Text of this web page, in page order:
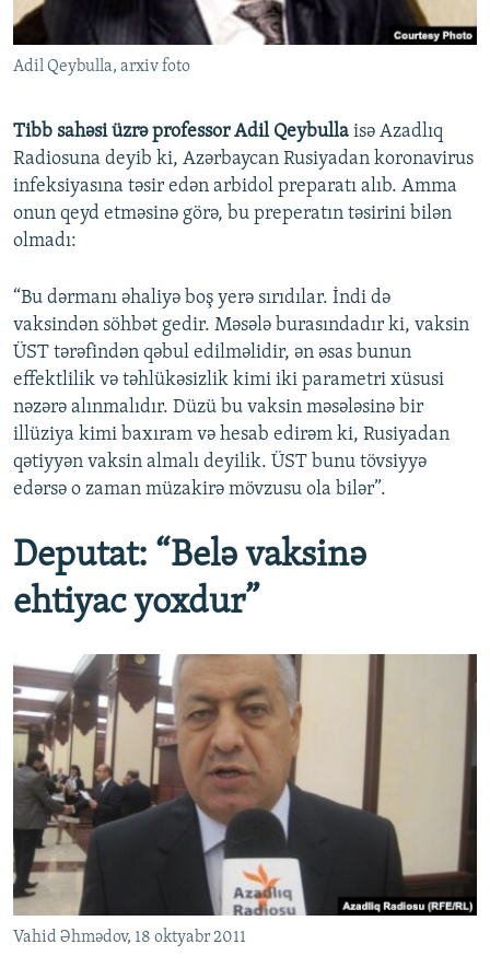
Adil Qeybulla, arxiv foto
Tibb sahəsi üzrə professor Adil Qeybulla isə Azadlıq
Radiosuna deyib ki, Azərbaycan Rusiyadan koronavirus
infeksiyasına təsir edən arbidol preparatı alıb. Amma
onun qeyd etməsinə görə, bu preperatın təsirini bilən
olmadı:
“Bu dərmanı əhaliyə boş yerə sırıdılar. İndi də
vaksindən söhbət gedir. Məsələ burasındadır ki, vaksin
ÜST tərəfindən qəbul edilməlidir, ən əsas bunun
effektlilik və təhlükəsizlik kimi iki parametri xüsusi
nəzərə alınmalıdır. Düzü bu vaksin məsələsinə bir
illüziya kimi baxıram və hesab edirəm ki, Rusiyadan
qətiyyən vaksin almalı deyilik. ÜST bunu tövsiyyə
edərsə o zaman müzakirə mövzusu ola bilər”.
Deputat: “Belə vaksinə
ehtiyac yoxdur”
Vahid Əhmədov, 18 oktyabr 2011